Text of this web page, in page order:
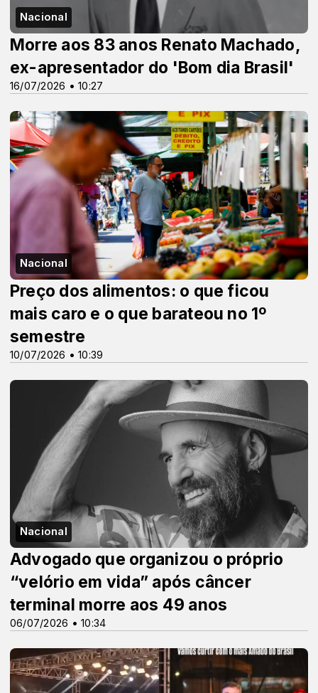
Nacional
16/07/2026 • 10:27
Morre aos 83 anos Renato Machado,
ex-apresentador do 'Bom dia Brasil'
Nacional
10/07/2026 • 10:39
Preço dos alimentos: o que ficou
mais caro e o que barateou no 1º
semestre
Nacional
06/07/2026 • 10:34
Advogado que organizou o próprio
“velório em vida” após câncer
terminal morre aos 49 anos